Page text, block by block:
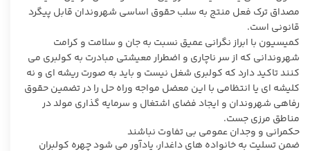
مصداق ترک فعل منتج به سلب حقوق اساسی شهروندان قابل پیگرد
قانونی است.
کمیسیون با ابراز نگرانی عمیق نسبت به جان و سلامت و کرامت
شهروندانی که از سر ناچاری و اضطرار معیشتی مبادرت به کولبری می
کنند تاکید دارد که کولبری شغل نیست و باید به صورت ریشه ای و نه
کلیشه ای یا انتظامی با این معضل مواجه وراه حل را در تضمین حقوق
رفاهی شهروندان و ایجاد فضای اشتغال و سرمایه گذاری مولد در
مناطق مرزی جست.
حکمرانی و وجدان عمومی بی تفاوت نباشند
ضمن تسلیت به خانواده های داغدار، یادآور می شود چهره کولبران